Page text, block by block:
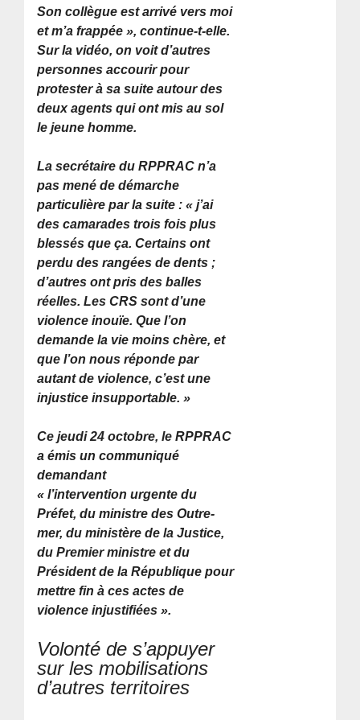
Son collègue est arrivé vers moi
et m’a frappée », continue-t-elle.
Sur la vidéo, on voit d’autres
personnes accourir pour
protester à sa suite autour des
deux agents qui ont mis au sol
le jeune homme.
La secrétaire du RPPRAC n’a
pas mené de démarche
particulière par la suite :« j’ai
des camarades trois fois plus
blessés que ça. Certains ont
perdu des rangées de dents ;
d’autres ont pris des balles
réelles. Les CRS sont d’une
violence inouïe. Que l’on
demande la vie moins chère, et
que l’on nous réponde par
autant de violence, c’est une
injustice insupportable. »
Ce jeudi 24 octobre, le RPPRAC
a émis un communiqué
demandant
« l’intervention urgente du
Préfet, du ministre des Outre-
mer, du ministère de la Justice,
du Premier ministre et du
Président de la République pour
mettre fin à ces actes de
violence injustifiées ».
Volonté de s’appuyer
sur les mobilisations
d’autres territoires